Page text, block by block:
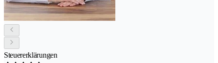
Steuererklärungen